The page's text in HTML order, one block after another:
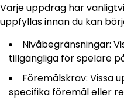
Varje uppdrag har
uppfyllas innan du kan
Nivåbegränsningar:
tillgängliga för spelare
Föremålskrav: Vissa
specifika föremål eller